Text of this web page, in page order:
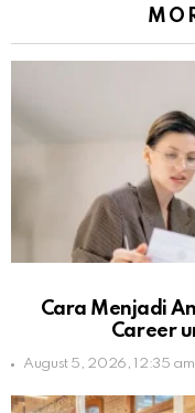
Cara Menjadi
Career
August 5, 2026, 12:35 am